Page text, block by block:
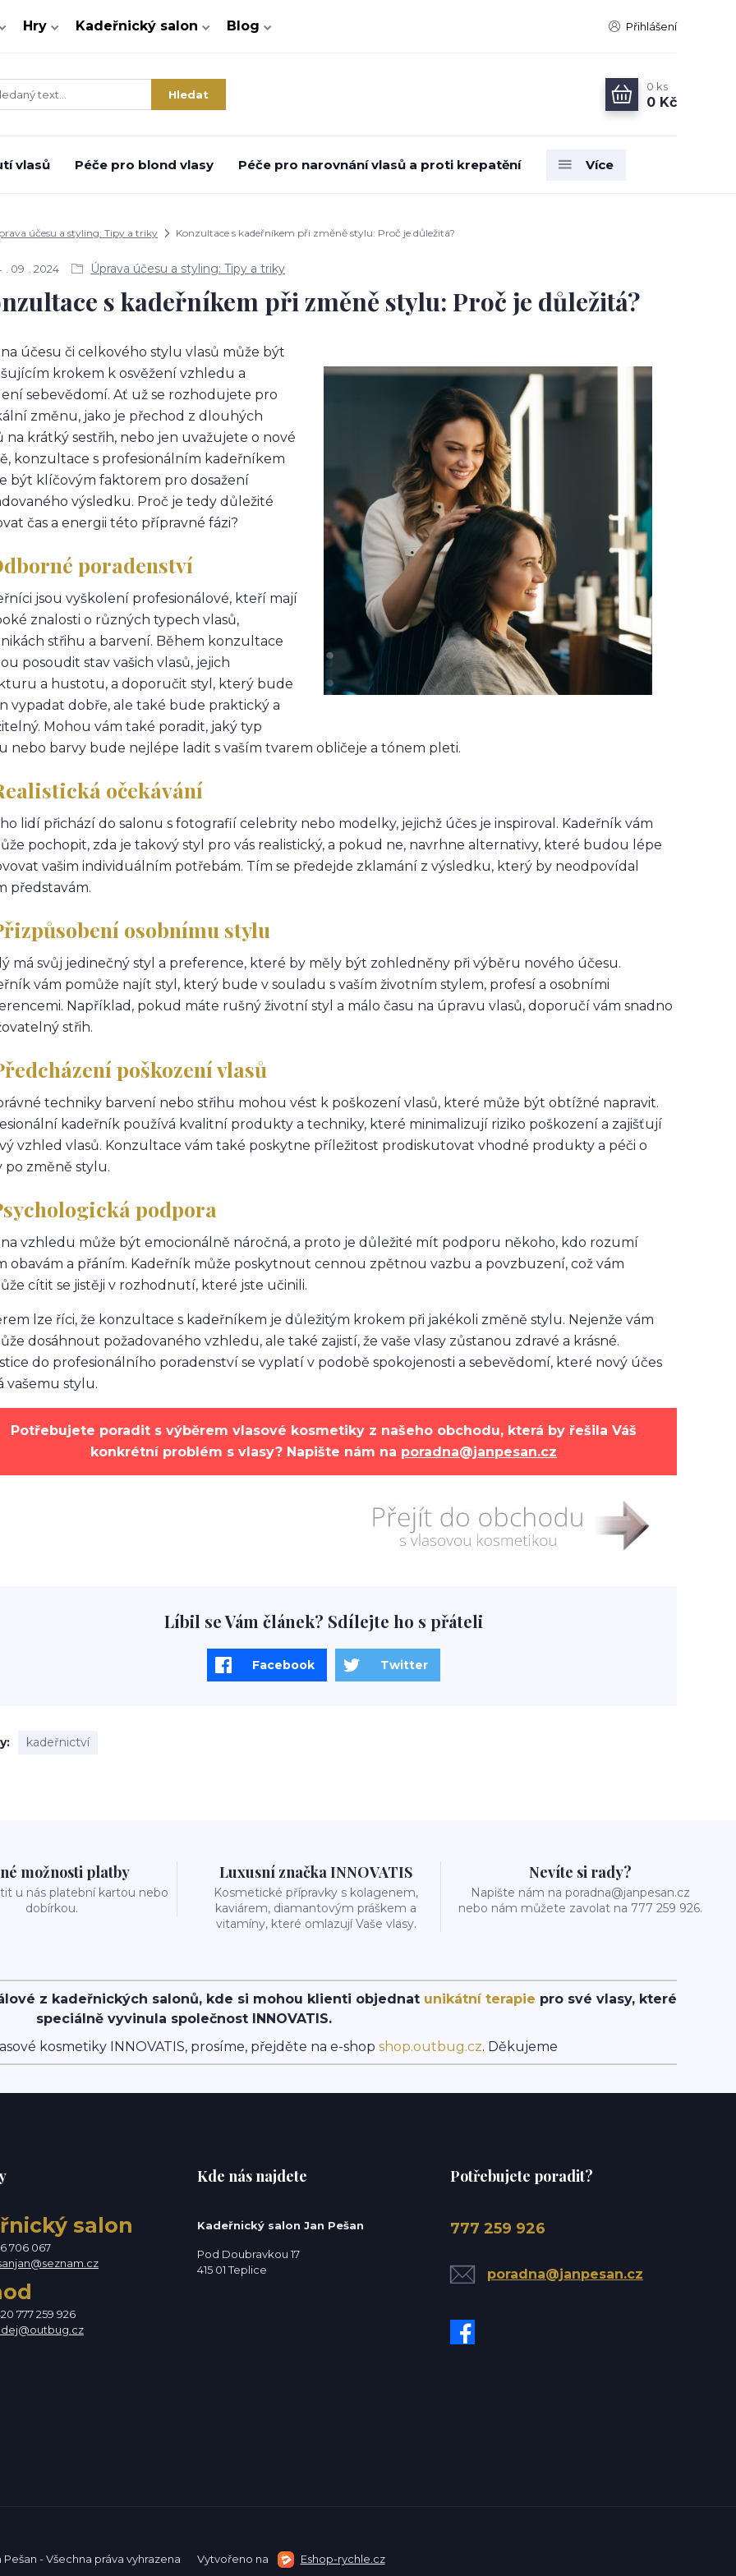
Hry Kadeřnický salon Blog Přihlášení
Hledat
0 ks
0 Kč
vlasů Péče pro blond vlasy Péče pro narovnání vlasů a proti krepatění Více
účesu a styling: Tipy a triky Konzultace s kadeřníkem při změně stylu: Proč je důležitá?
09 2024 Úprava účesu a styling: Tipy a triky
s kadeřníkem při změně stylu: Proč je důležitá?
účesu či celkového stylu vlasů může být
krokem k osvěžení vzhledu a
sebevědomí. Ať už se rozhodujete pro
změnu, jako je přechod z dlouhých
na krátký sestřih, nebo jen uvažujete o nové
konzultace s profesionálním kadeřníkem
být klíčovým faktorem pro dosažení
výsledku. Proč je tedy důležité
čas a energii této přípravné fázi?
poradenství
jsou vyškolení profesionálové, kteří mají
znalosti o různých typech vlasů,
střihu a barvení. Během konzultace
posoudit stav vašich vlasů, jejich
a hustotu, a doporučit styl, který bude
vypadat dobře, ale také bude praktický a
Mohou vám také poradit, jaký typ
nebo barvy bude nejlépe ladit s vaším tvarem obličeje a tónem pleti.
očekávání
lidí přichází do salonu s fotografií celebrity nebo modelky, jejichž účes je inspiroval. Kadeřník vám
pochopit, zda je takový styl pro vás realistický, a pokud ne, navrhne alternativy, které budou lépe
vašim individuálním potřebám. Tím se předejde zklamání z výsledku, který by neodpovídal
představám.
osobnímu stylu
má svůj jedinečný styl a preference, které by měly být zohledněny při výběru nového účesu.
vám pomůže najít styl, který bude v souladu s vaším životním stylem, profesí a osobními
Například, pokud máte rušný životní styl a málo času na úpravu vlasů, doporučí vám snadno
střih.
poškození vlasů
techniky barvení nebo střihu mohou vést k poškození vlasů, které může být obtížné napravit.
kadeřník používá kvalitní produkty a techniky, které minimalizují riziko poškození a zajišťují
vzhled vlasů. Konzultace vám také poskytne příležitost prodiskutovat vhodné produkty a péči o
po změně stylu.
podpora
vzhledu může být emocionálně náročná, a proto je důležité mít podporu někoho, kdo rozumí
obavám a přáním. Kadeřník může poskytnout cennou zpětnou vazbu a povzbuzení, což vám
cítit se jistěji v rozhodnutí, které jste učinili.
lze říci, že konzultace s kadeřníkem je důležitým krokem při jakékoli změně stylu. Nejenže vám
dosáhnout požadovaného vzhledu, ale také zajistí, že vaše vlasy zůstanou zdravé a krásné.
do profesionálního poradenství se vyplatí v podobě spokojenosti a sebevědomí, které nový účes
vašemu stylu.
Potřebujete poradit s výběrem vlasové kosmetiky z našeho obchodu, která by řešila Váš
konkrétní problém s vlasy? Napište nám na poradna@janpesan.cz
Líbil se Vám článek? Sdílejte ho s přáteli
Facebook Twitter
kadeřnictví
možnosti platby
u nás platební kartou nebo
dobírkou.
Luxusní značka INNOVATIS
Kosmetické přípravky s kolagenem,
kaviárem, diamantovým práškem a
vitamíny, které omlazují Vaše vlasy.
Nevíte si rady?
Napište nám na poradna@janpesan.cz
nebo nám můžete zavolat na 777 259 926.
z kadeřnických salonů, kde si mohou klienti objednat unikátní terapie pro své vlasy, které
speciálně vyvinula společnost INNOVATIS.
kosmetiky INNOVATIS, prosíme, přejděte na e-shop shop.outbug.cz. Děkujeme
salon
706 067
777 259 926
Kde nás najdete
Kadeřnický salon Jan Pešan
Pod Doubravkou 17
415 01 Teplice
Potřebujete poradit?
777 259 926
poradna@janpesan.cz
Pešan - Všechna práva vyhrazena Vytvořeno na Eshop-rychle.cz